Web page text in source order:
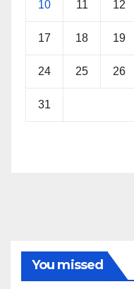
10 11 12
17 18 19
24 25 26
31
You missed